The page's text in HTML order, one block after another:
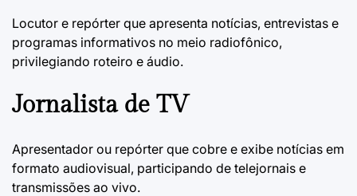
Locutor e repórter que apresenta notícias, entrevistas e
programas informativos no meio radiofônico,
privilegiando roteiro e áudio.
Jornalista de TV
Apresentador ou repórter que cobre e exibe notícias em
formato audiovisual, participando de telejornais e
transmissões ao vivo.